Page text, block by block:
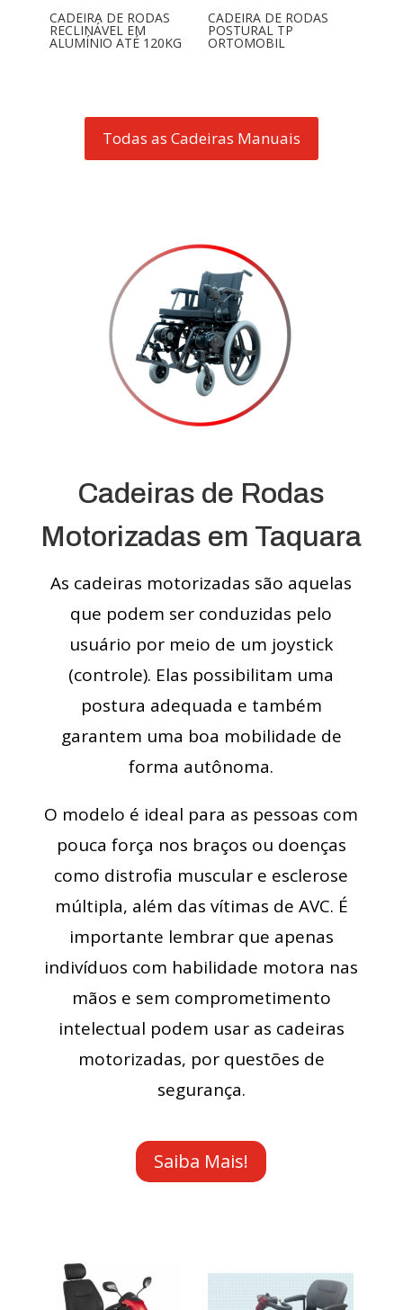
CADEIRA DE RODAS
RECLINÁVEL EM
ALUMÍNIO ATÉ 120KG
CADEIRA DE RODAS
POSTURAL TP
ORTOMOBIL
Todas as Cadeiras Manuais
Cadeiras de Rodas
Motorizadas em Taquara
As cadeiras motorizadas são aquelas
que podem ser conduzidas pelo
usuário por meio de um joystick
(controle). Elas possibilitam uma
postura adequada e também
garantem uma boa mobilidade de
forma autônoma.
O modelo é ideal para as pessoas com
pouca força nos braços ou doenças
como distrofia muscular e esclerose
múltipla, além das vítimas de AVC. É
importante lembrar que apenas
indivíduos com habilidade motora nas
mãos e sem comprometimento
intelectual podem usar as cadeiras
motorizadas, por questões de
segurança.
Saiba Mais!